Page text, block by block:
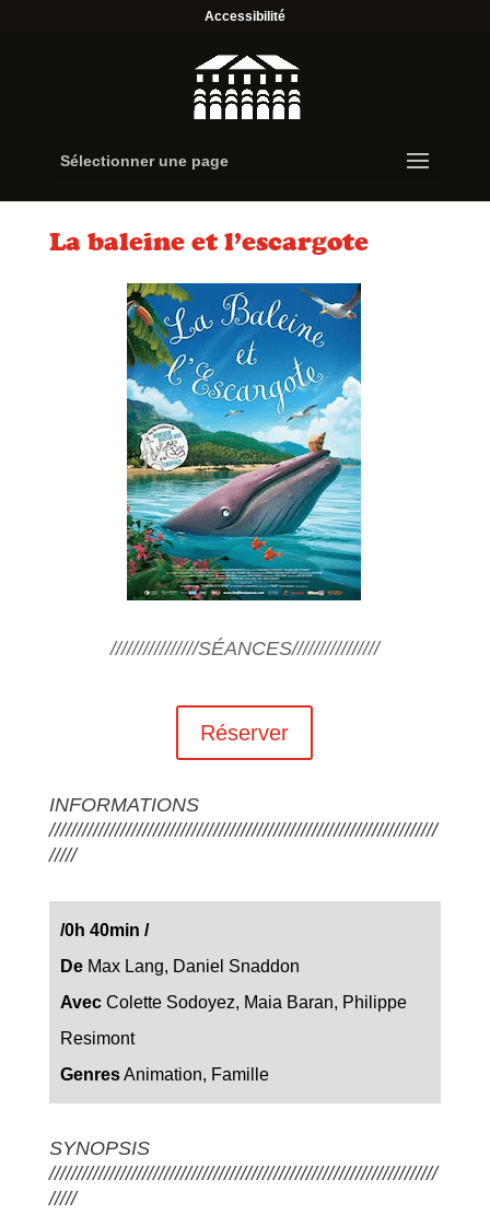
Accessibilité
Sélectionner une page
La baleine et l’escargote
////////////////SÉANCES////////////////
Réserver
INFORMATIONS
///////////////////////////////////////////////////////////////////////
/////
/0h 40min /
DeMax Lang, Daniel Snaddon
AvecColette Sodoyez, Maia Baran, Philippe
Resimont
GenresAnimation, Famille
SYNOPSIS
///////////////////////////////////////////////////////////////////////
/////